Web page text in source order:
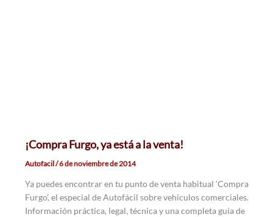
¡Compra Furgo, ya está a la venta!
Autofacil/6 de noviembre de 2014
Ya puedes encontrar en tu punto de venta habitual ‘Compra
Furgo’, el especial de Autofácil sobre vehículos comerciales.
Información práctica, legal, técnica y una completa guía de